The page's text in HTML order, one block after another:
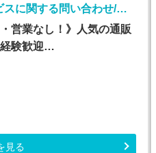
コールセンター(通販サービスに関する問い合わせ/平日のみ/未経験OK)
・営業なし！》人気の通販
験歓迎…
見る